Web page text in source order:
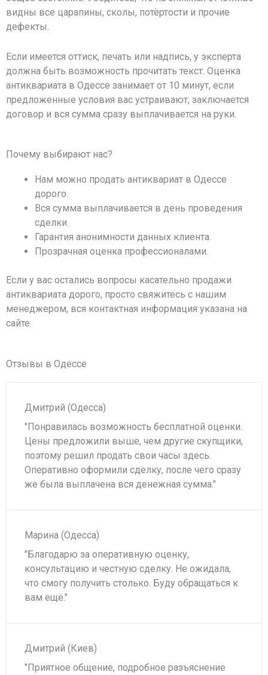
видны все царапины, сколы, потёртости и прочие
дефекты.
Если имеется оттиск, печать или надпись, у эксперта
должна быть возможность прочитать текст. Оценка
антиквариата в Одессе занимает от 10 минут, если
предложенные условия вас устраивают, заключается
договор и вся сумма сразу выплачивается на руки.
Почему выбирают нас?
Нам можно продать антиквариат в Одессе
дорого.
Вся сумма выплачивается в день проведения
сделки.
Гарантия анонимности данных клиента.
Прозрачная оценка профессионалами.
Если у вас остались вопросы касательно продажи
антиквариата дорого, просто свяжитесь с нашим
менеджером, вся контактная информация указана на
сайте.
Отзывы в Одессе
Дмитрий (Одесса)
"Понравилась возможность бесплатной оценки.
Цены предложили выше, чем другие скупщики,
поэтому решил продать свои часы здесь.
Оперативно оформили сделку, после чего сразу
же была выплачена вся денежная сумма."
Марина (Одесса)
"Благодарю за оперативную оценку,
консультацию и честную сделку. Не ожидала,
что смогу получить столько. Буду обращаться к
вам ещё."
Дмитрий (Киев)
"Приятное общение, подробное разъяснение